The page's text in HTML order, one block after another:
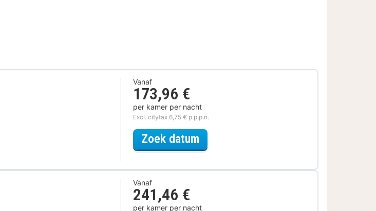
Vanaf
173,96 €
per kamer per nacht
Excl. citytax 6,75 € p.p.p.n.
Zoek datum
Vanaf
241,46 €
per kamer per nacht